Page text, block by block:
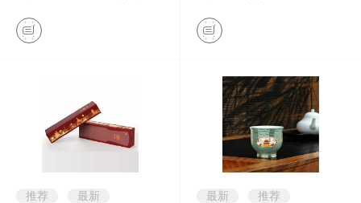
推荐 最新 最新 推荐